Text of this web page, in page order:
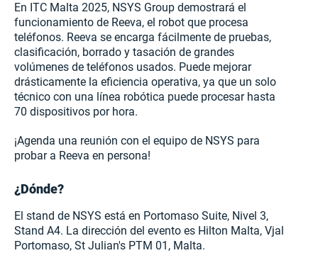
En ITC Malta 2025, NSYS Group demostrará el
funcionamiento de Reeva, el robot que procesa
teléfonos. Reeva se encarga fácilmente de pruebas,
clasificación, borrado y tasación de grandes
volúmenes de teléfonos usados. Puede mejorar
drásticamente la eficiencia operativa, ya que un solo
técnico con una línea robótica puede procesar hasta
70 dispositivos por hora.
¡Agenda una reunión con el equipo de NSYS para
probar a Reeva en persona!
¿Dónde?
El stand de NSYS está en Portomaso Suite, Nivel 3,
Stand A4. La dirección del evento es Hilton Malta, Vjal
Portomaso, St Julian's PTM 01, Malta.